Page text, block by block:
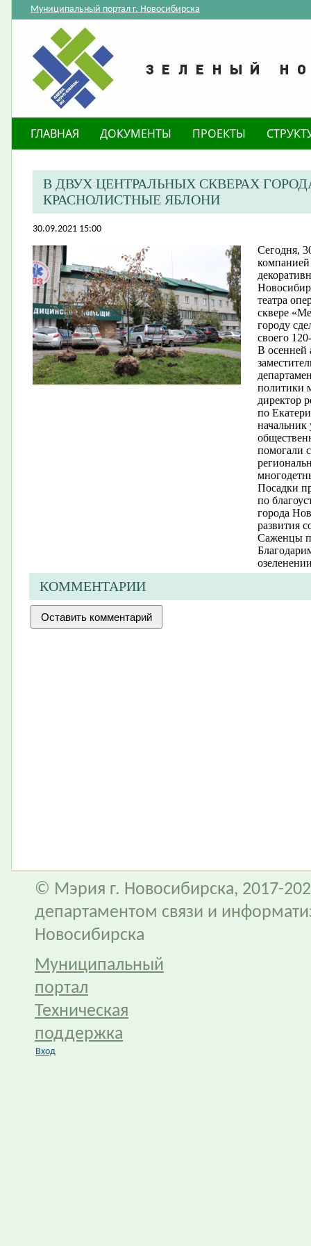
Муниципальный портал г. Новосибирска
ГЛАВНАЯ ДОКУМЕНТЫ ПРОЕКТЫ
В ДВУХ ЦЕНТРАЛЬНЫХ СКВЕРАХ
КРАСНОЛИСТНЫЕ ЯБЛОНИ
30.09.2021 15:00
Сегодня,
театра
сквере
городу
своего
В осенней
политики
директор
по
начальник
помогали
Посадки
по
города
развития
Саженцы
КОММЕНТАРИИ
© Мэрия г. Новосибирска, 2017-
департаментом связи и
Новосибирска
Муниципальный
портал
Техническая
поддержка
Вход